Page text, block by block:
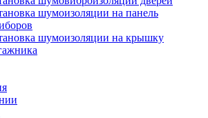
шумоизоляции на панель
шумоизоляции на крышку